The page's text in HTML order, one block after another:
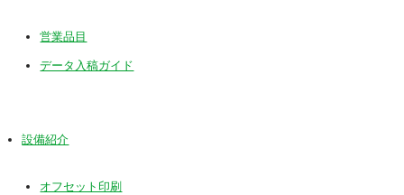
営業品目
データ入稿ガイド
設備紹介
オフセット印刷